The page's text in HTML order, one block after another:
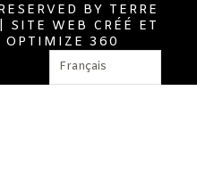
BY TERRE
SITE WEB CRÉÉ ET
OPTIMIZE 360
Français